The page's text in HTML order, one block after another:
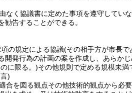
なく協議書に定めた事項を遵守してい
告することができる。
の規定による協議(その相手方が市長
発行為の計画の案を作成し、あらか
に限る。)その他規則で定める規模未満
)
合を図る観点その他技術的観点から必